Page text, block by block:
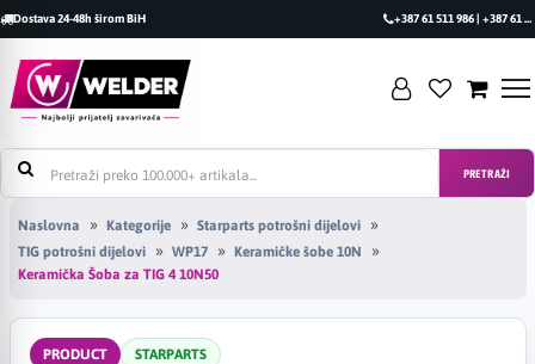
Dostava 24-48h širom BiH +387 61 511 986 | +387 61 493 470
PRETRAŽI
Naslovna Kategorije
Starparts potrošni dijelovi
TIG potrošni dijelovi
WP17
Keramičke šobe 10N
Keramička Šoba za TIG 4 10N50
PRODUCT STARPARTS